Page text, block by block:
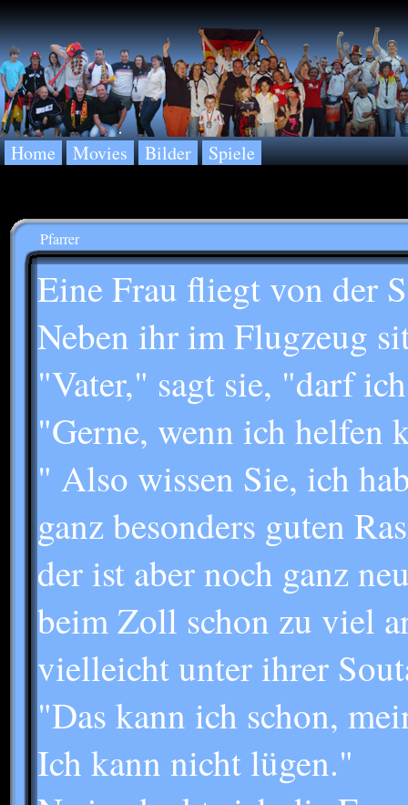
Home Movies Bilder Spiele
Pfarrer
Eine Frau fliegt von der
Neben ihr im Flugzeug
"Vater," sagt sie, "darf
"Gerne, wenn ich helfen
" Also wissen Sie, ich
ganz besonders guten
der ist aber noch ganz
beim Zoll schon zu viel
vielleicht unter ihrer
"Das kann ich schon,
Ich kann nicht lügen."